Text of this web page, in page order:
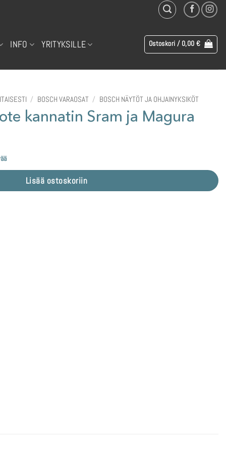
INFO YRITYKSILLE Ostoskori / 0,00 €
/ BOSCH VARAOSAT / BOSCH NÄYTÖT JA OHJAINYKSIKÖT
kannatin Sram ja Magura
Lisää ostoskoriin